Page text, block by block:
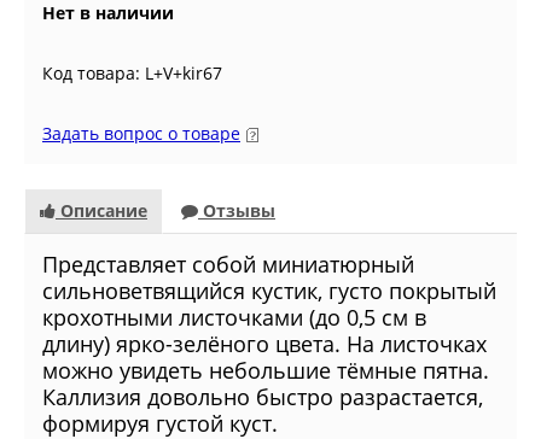
Нет в наличии
Код товара: L+V+kir67
Задать вопрос о товаре
Описание Отзывы
Представляет собой миниатюрный
сильноветвящийся кустик, густо покрытый
крохотными листочками (до 0,5 см в
длину) ярко-зелёного цвета. На листочках
можно увидеть небольшие тёмные пятна.
Каллизия довольно быстро разрастается,
формируя густой куст.